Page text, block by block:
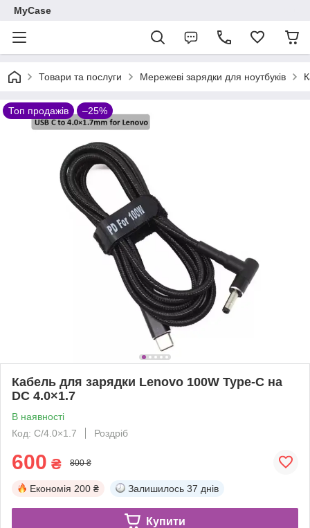
MyCase
Товари та послуги Мережеві зарядки для ноутбуків
Топ продажів –25%
Кабель для зарядки Lenovo 100W Type-C на
DC 4.0×1.7
В наявності
Код: C/4.0×1.7
Роздріб
600 ₴ 800 ₴
Економія 200 ₴ Залишилось 37 днів
Купити